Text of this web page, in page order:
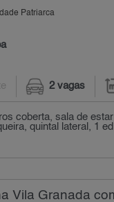
Patriarca
2 vagas
coberta, sala de
quintal lateral, 1
Vila Granada